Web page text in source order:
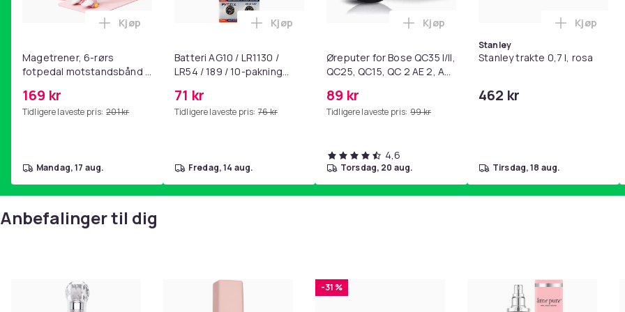
Magetrener, 6-rørs
fotpedal motstandsbånd -
yoga og
hjemmegymnastikk Pink
169 kr
Tidligere laveste pris: 201 kr
Legg Magetrener, 6-rørs fotpedal motstandsbånd - mage- og kjernetrening, yoga og
Kjøp
mandag, 17 aug.
Batteri AG10 / LR1130 /
LR54 / 189 / 10-pakning
71 kr
Tidligere laveste pris: 76 kr
Legg Batteri AG10 / LR1130 / LR54 / 189 / 10-pakning PKcell i
Kjøp
fredag, 14 aug.
Øreputer for Bose QC35 I/II,
QC25, QC15, QC 2 AE 2, AE
SoundLink Black
89 kr
Tidligere laveste pris: 99 kr
Legg Øreputer for Bose QC35 I/II, QC25,
Kjøp
4,6
torsdag, 20 aug.
Stanley
Stanley trakte 0,7 l, rosa
462 kr
Legg
Kjøp
tirsdag, 18 aug.
Anbefalinger til dig
-31 %